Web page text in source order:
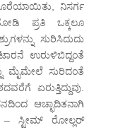
ನಿಸರ್ಗ
ಪ್ರತಿ ಒಕ್ಕಲೂ
ಸುರಿಸಿದುದು
ಉರುಳಿಬಿದ್ದಂತೆ
ಮೈಮೇಲೆ ಸುರಿದಂತೆ
ಏರುತ್ತಿದ್ದುವು.
ಆಚ್ಛಾದಿತನಾಗಿ
– ಸ್ಟೀಮ್ ರೋಲ್ಲರ್